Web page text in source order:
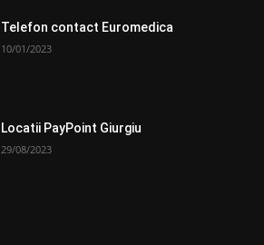
Telefon contact Euromedica
10/01/2023
Locatii PayPoint Giurgiu
29/08/2023